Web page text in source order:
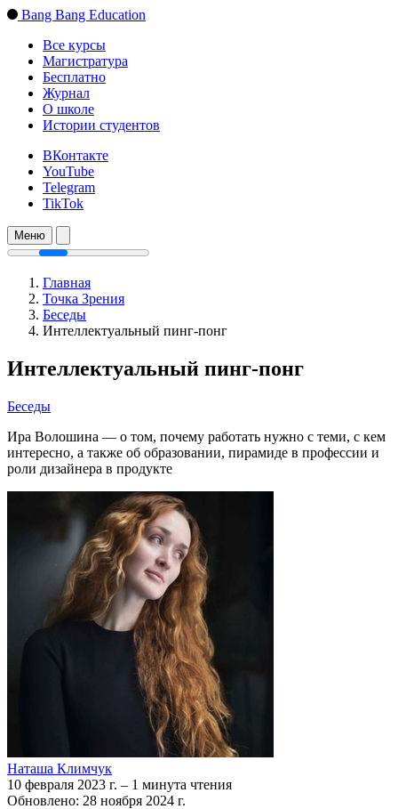
Bang Bang Education
Все курсы
Магистратура
Бесплатно
Журнал
О школе
Истории студентов
ВКонтакте
YouTube
Telegram
TikTok
Меню
Главная
Точка Зрения
Беседы
Интеллектуальный пинг-понг
Интеллектуальный пинг-понг
Беседы
Ира Волошина — о том, почему работать нужно с теми, с кем
интересно, а также об образовании, пирамиде в профессии и
роли дизайнера в продукте
Наташа Климчук
10 февраля 2023 г. – 1 минута чтения
Обновлено: 28 ноября 2024 г.